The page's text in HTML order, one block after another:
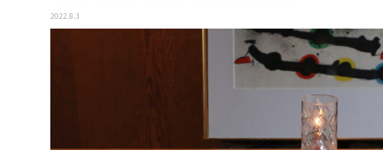
2022.8.3